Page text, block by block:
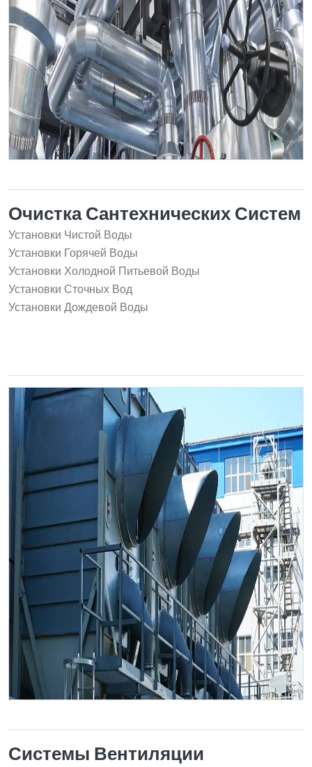
Очистка Сантехнических Систем
Установки Чистой Воды
Установки Горячей Воды
Установки Холодной Питьевой Воды
Установки Сточных Вод
Установки Дождевой Воды
Системы Вентиляции